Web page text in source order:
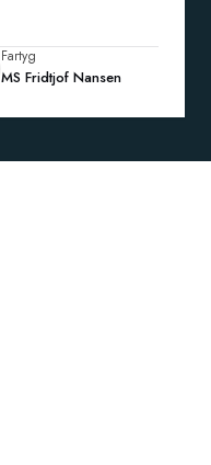
Fartyg
MS Fridtjof Nansen